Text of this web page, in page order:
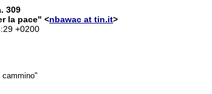
309
la pace" <nbawac at tin.it>
+0200
cammino"